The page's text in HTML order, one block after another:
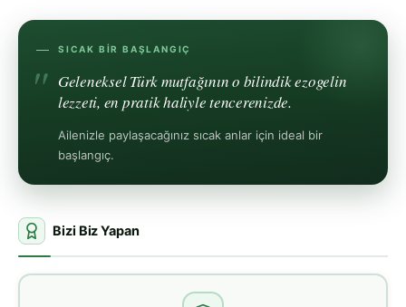
SICAK BIR BAŞLANGIÇ
Geleneksel Türk mutfağının o bilindik ezogelin
lezzeti, en pratik haliyle tencerenizde.
Ailenizle paylaşacağınız sıcak anlar için ideal bir
başlangıç.
Bizi Biz Yapan